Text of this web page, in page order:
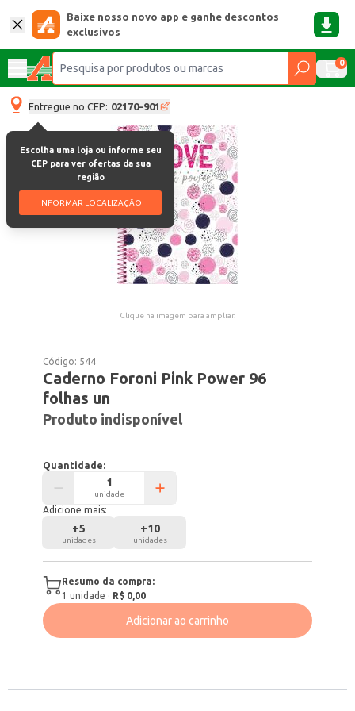
Baixe nosso novo app e ganhe descontos
exclusivos
0
Entregue no CEP: 02170-901
Escolha uma loja ou informe seu
CEP para ver ofertas da sua
região
INFORMAR LOCALIZAÇÃO
Clique na imagem para ampliar.
Código: 544
Caderno Foroni Pink Power 96
folhas un
Produto indisponível
Quantidade:
unidade
Adicione mais:
+5
unidades
+10
unidades
Resumo da compra:
1 unidade · R$ 0,00
Adicionar ao carrinho